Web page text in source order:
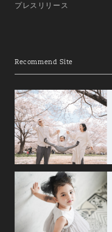
プレスリリース
Recommend Site